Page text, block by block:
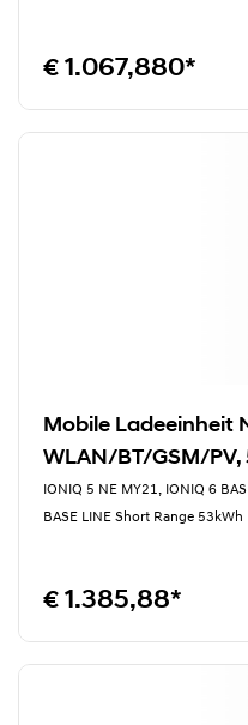
€ 1.067,880*
Mobile Ladeeinheit
WLAN/BT/GSM/PV,
IONIQ 5 NE MY21, IONIQ 6
BASE LINE Short Range 53kWh
€ 1.385,88*